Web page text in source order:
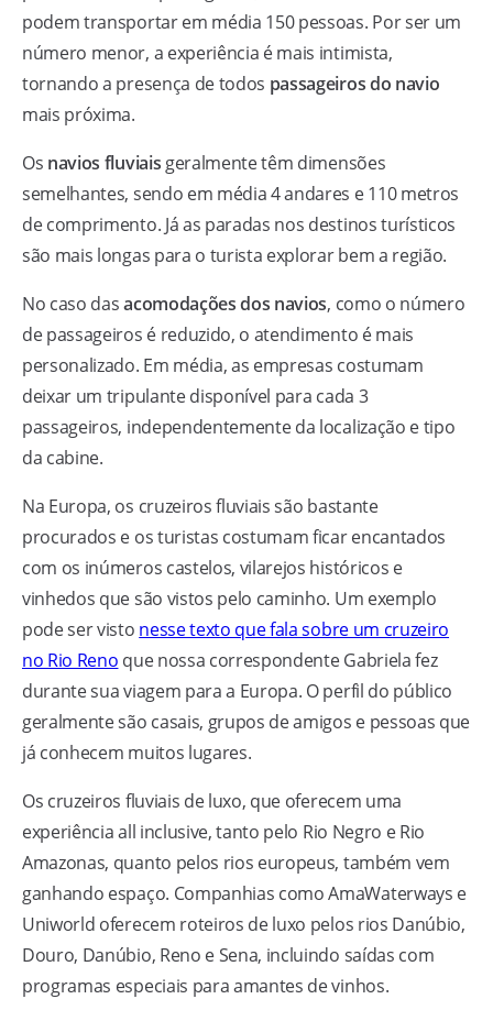
podem transportar em média 150 pessoas. Por ser um
número menor, a experiência é mais intimista,
tornando a presença de todos passageiros do navio
mais próxima.
Os navios fluviais geralmente têm dimensões
semelhantes, sendo em média 4 andares e 110 metros
de comprimento. Já as paradas nos destinos turísticos
são mais longas para o turista explorar bem a região.
No caso dasacomodações dos navios, como o número
de passageiros é reduzido, o atendimento é mais
personalizado. Em média, as empresas costumam
deixar um tripulante disponível para cada 3
passageiros, independentemente da localização e tipo
da cabine.
Na Europa, os cruzeiros fluviais são bastante
procurados e os turistas costumam ficar encantados
com os inúmeros castelos, vilarejos históricos e
vinhedos que são vistos pelo caminho. Um exemplo
pode ser visto nesse texto que fala sobre um cruzeiro
no Rio Reno que nossa correspondente Gabriela fez
durante sua viagem para a Europa. O perfil do público
geralmente são casais, grupos de amigos e pessoas que
já conhecem muitos lugares.
Os cruzeiros fluviais de luxo, que oferecem uma
experiência all inclusive, tanto pelo Rio Negro e Rio
Amazonas, quanto pelos rios europeus, também vem
ganhando espaço. Companhias como AmaWaterways e
Uniworld oferecem roteiros de luxo pelos rios Danúbio,
Douro, Danúbio, Reno e Sena, incluindo saídas com
programas especiais para amantes de vinhos.